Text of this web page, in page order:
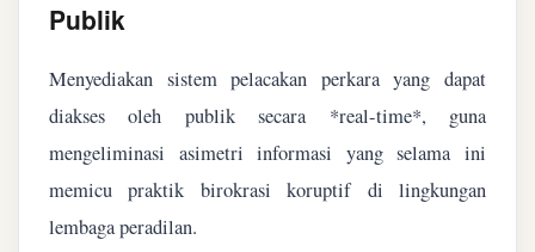
Publik
Menyediakan sistem pelacakan perkara yang dapat
diakses oleh publik secara *real-time*, guna
mengeliminasi asimetri informasi yang selama ini
memicu praktik birokrasi koruptif di lingkungan
lembaga peradilan.